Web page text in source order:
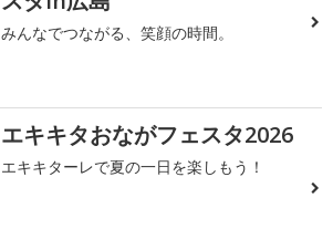
みんなでつながる、笑顔の時間。
エキキタおながフェスタ2026
エキキターレで夏の一日を楽しもう！